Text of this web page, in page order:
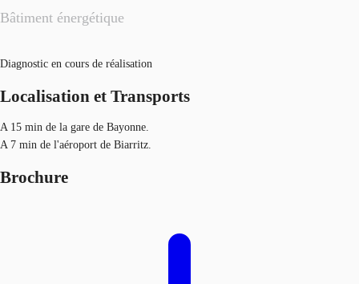
Bâtiment énergétique
Diagnostic en cours de réalisation
Localisation et Transports
A 15 min de la gare de Bayonne.
A 7 min de l'aéroport de Biarritz.
Brochure